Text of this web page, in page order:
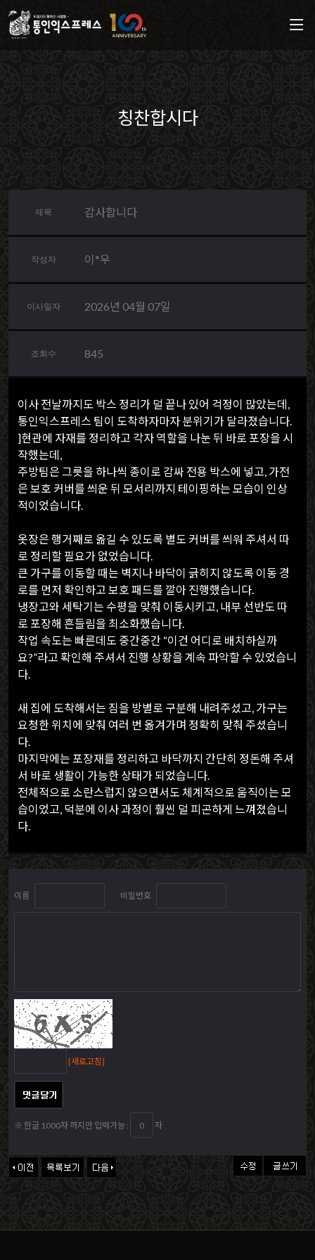
칭찬합시다
제목 감사합니다
작성자 이*우
이사일자 2026년 04월 07일
조회수 845
이사 전날까지도 박스 정리가 덜 끝나 있어 걱정이 많았는데,
통인익스프레스 팀이 도착하자마자 분위기가 달라졌습니다.
]현관에 자재를 정리하고 각자 역할을 나눈 뒤 바로 포장을 시
작했는데,
주방팀은 그릇을 하나씩 종이로 감싸 전용 박스에 넣고, 가전
은 보호 커버를 씌운 뒤 모서리까지 테이핑하는 모습이 인상
적이었습니다.
옷장은 행거째로 옮길 수 있도록 별도 커버를 씌워 주셔서 따
로 정리할 필요가 없었습니다.
큰 가구를 이동할 때는 벽지나 바닥이 긁히지 않도록 이동 경
로를 먼저 확인하고 보호 패드를 깔아 진행했습니다.
냉장고와 세탁기는 수평을 맞춰 이동시키고, 내부 선반도 따
로 포장해 흔들림을 최소화했습니다.
작업 속도는 빠른데도 중간중간 “이건 어디로 배치하실까
요?”라고 확인해 주셔서 진행 상황을 계속 파악할 수 있었습니
다.
새 집에 도착해서는 짐을 방별로 구분해 내려주셨고, 가구는
요청한 위치에 맞춰 여러 번 옮겨가며 정확히 맞춰 주셨습니
다.
마지막에는 포장재를 정리하고 바닥까지 간단히 정돈해 주셔
서 바로 생활이 가능한 상태가 되었습니다.
전체적으로 소란스럽지 않으면서도 체계적으로 움직이는 모
습이었고, 덕분에 이사 과정이 훨씬 덜 피곤하게 느껴졌습니
다.
이름 비밀번호
[새로고침]
※ 한글 1000자 까지만 입력가능 : 자